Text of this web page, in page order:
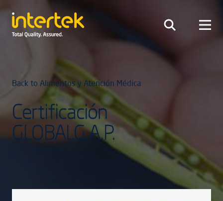
Back to Alimentos y Atención Médica
Certificación
GLOBALG.A.P.